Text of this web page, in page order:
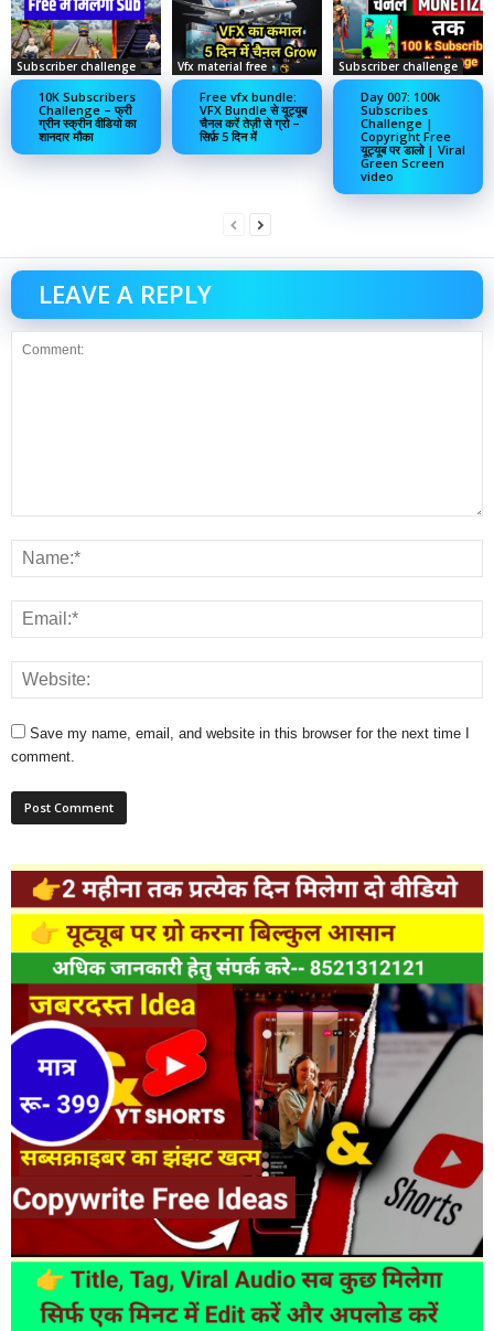
Subscriber challenge
10K Subscribers
Challenge – फ्री
ग्रीन स्क्रीन वीडियो का
शानदार मौका
Vfx material free
Free vfx bundle:
VFX Bundle से यूट्यूब
चैनल करें तेज़ी से ग्रो –
सिर्फ़ 5 दिन में
Subscriber challenge
Day 007: 100k
Subscribes
Challenge |
Copyright Free
यूट्यूब पर डालो | Viral
Green Screen
video
LEAVE A REPLY
Save my name, email, and website in this browser for the next time I
comment.